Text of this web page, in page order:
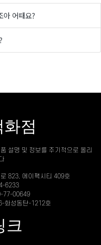
아 어때요?
점
설명 및 정보를 주기적으로 올리
823, 에이팩시티 409호
6233
77-00649
화성동탄-1212호
크